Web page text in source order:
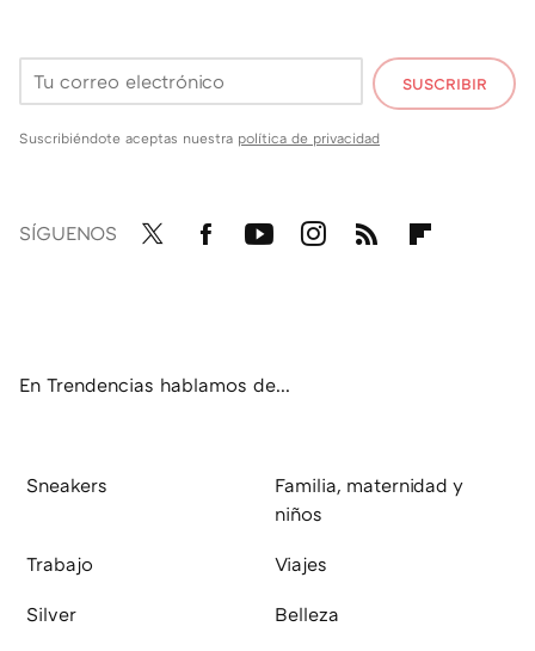
SUSCRIBIR
Suscribiéndote aceptas nuestra política de privacidad
SÍGUENOS
En Trendencias hablamos de...
Sneakers
Familia, maternidad y
niños
Trabajo Viajes
Silver Belleza